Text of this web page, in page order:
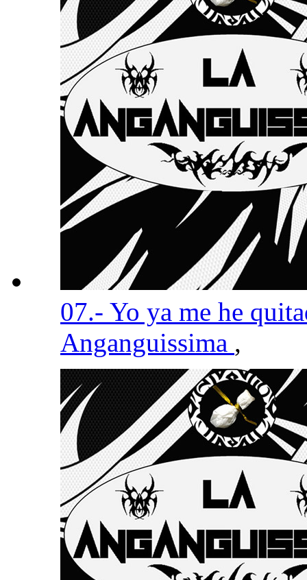
07.- Yo ya me he
Anganguissima ,